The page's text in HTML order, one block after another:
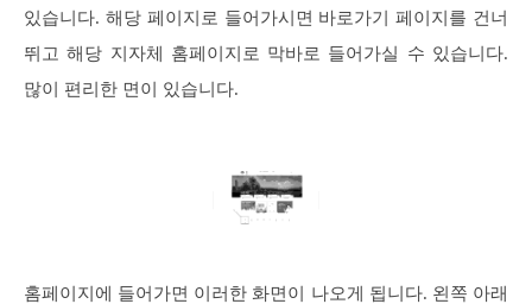
있습니다. 해당 페이지로 들어가시면 바로가기 페이지를 건너
뛰고 해당 지자체 홈페이지로 막바로 들어가실 수 있습니다.
많이 편리한 면이 있습니다.
홈페이지에 들어가면 이러한 화면이 나오게 됩니다. 왼쪽 아래